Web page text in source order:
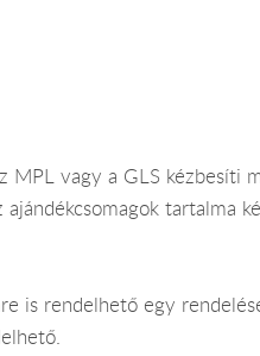
MPL vagy a GLS kézbesíti
tartalma
is rendelhető egy